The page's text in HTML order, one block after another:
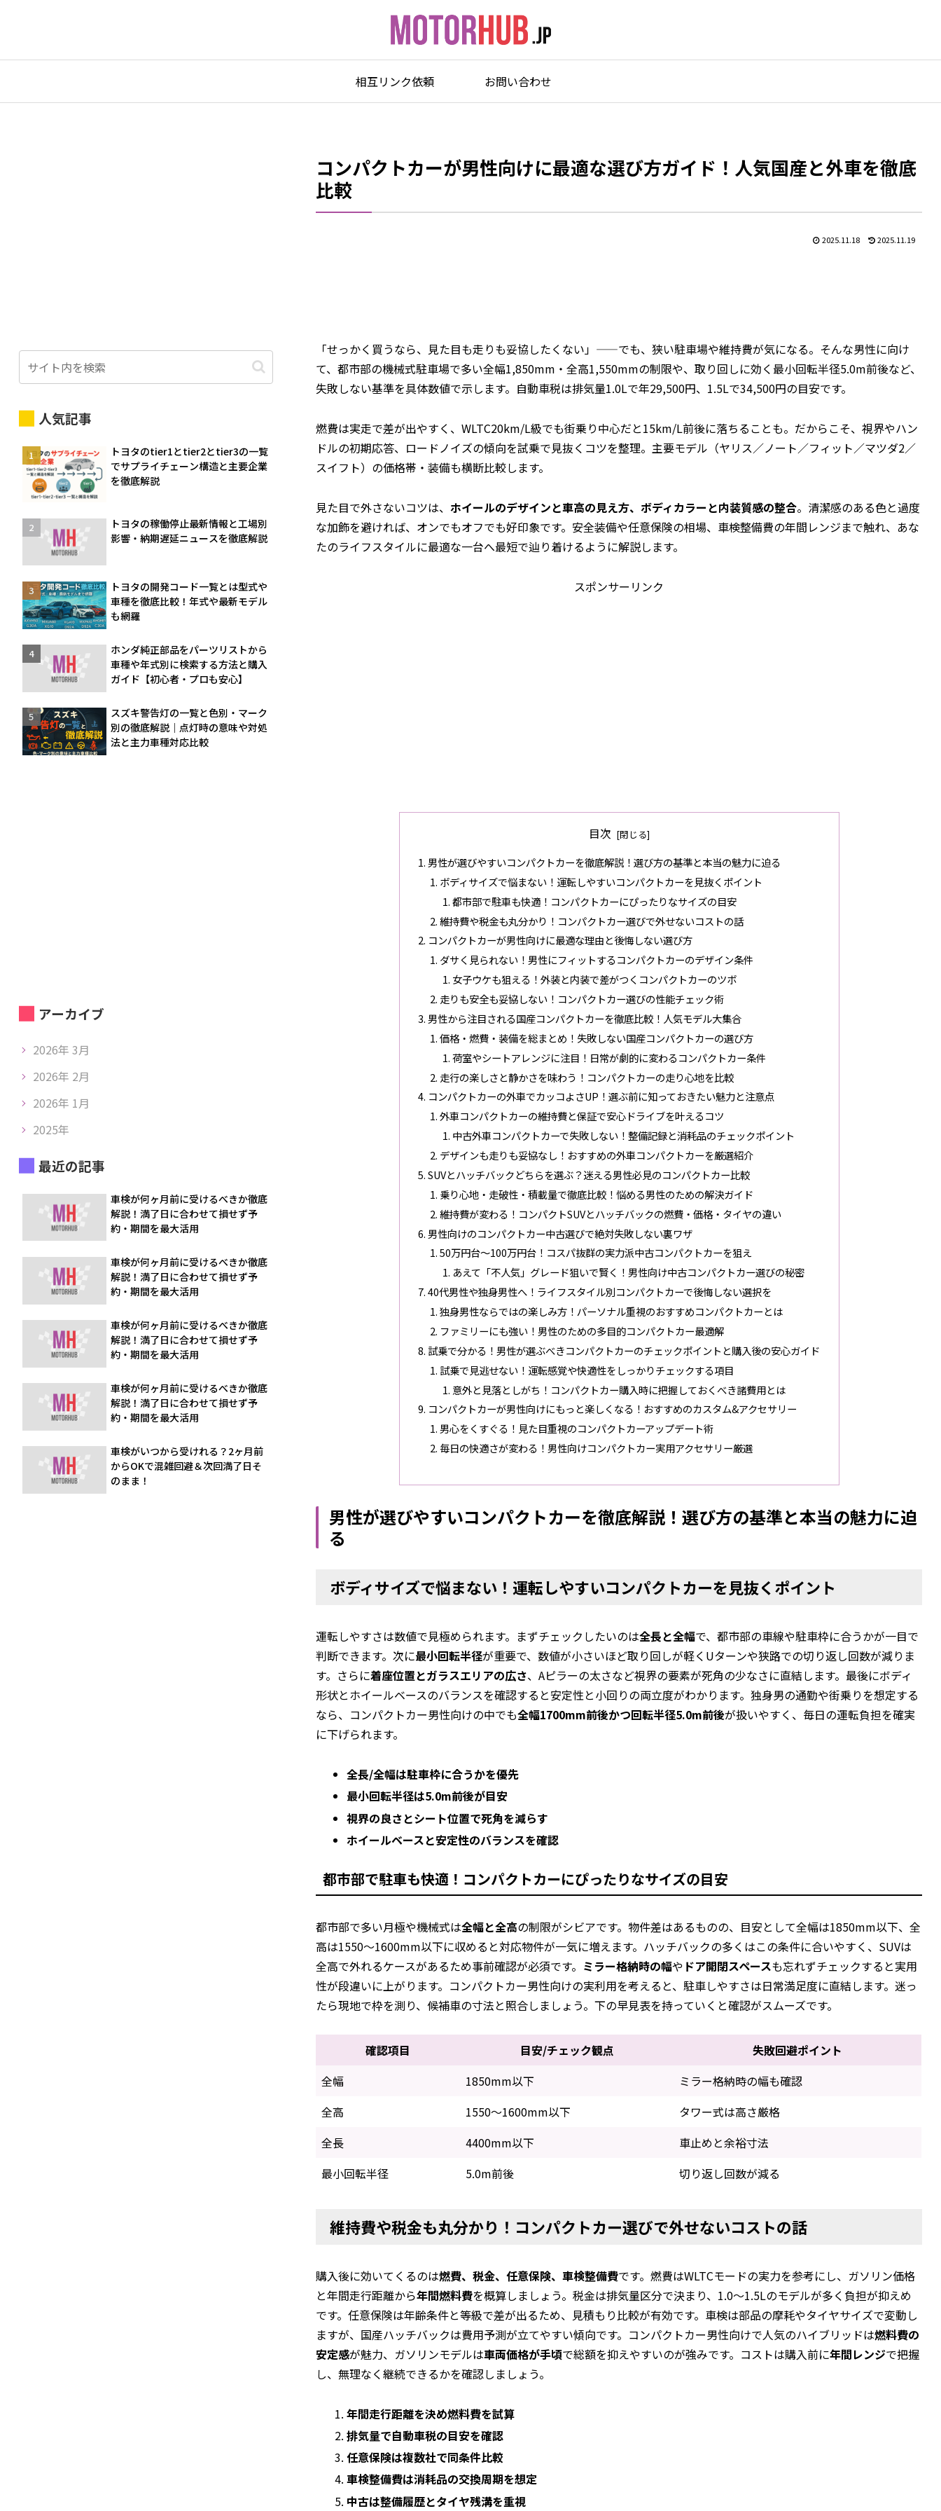
相互リンク依頼 お問い合わせ
コンパクトカーが男性向けに最適な選び方ガイド！人気国産と外車を徹底
比較
2025.11.18 2025.11.19
「せっかく買うなら、見た目も走りも妥協したくない」——でも、狭い駐車場や維持費が気になる。そんな男性に向け
て、都市部の機械式駐車場で多い全幅1,850mm・全高1,550mmの制限や、取り回しに効く最小回転半径5.0m前後など、
失敗しない基準を具体数値で示します。自動車税は排気量1.0Lで年29,500円、1.5Lで34,500円の目安です。
燃費は実走で差が出やすく、WLTC20km/L級でも街乗り中心だと15km/L前後に落ちることも。だからこそ、視界やハン
ドルの初期応答、ロードノイズの傾向を試乗で見抜くコツを整理。主要モデル（ヤリス／ノート／フィット／マツダ2／
スイフト）の価格帯・装備も横断比較します。
見た目で外さないコツは、ホイールのデザインと車高の見え方、ボディカラーと内装質感の整合。清潔感のある色と過度
な加飾を避ければ、オンでもオフでも好印象です。安全装備や任意保険の相場、車検整備費の年間レンジまで触れ、あな
たのライフスタイルに最適な一台へ最短で辿り着けるように解説します。
スポンサーリンク
目次
男性が選びやすいコンパクトカーを徹底解説！選び方の基準と本当の魅力に迫る
ボディサイズで悩まない！運転しやすいコンパクトカーを見抜くポイント
都市部で駐車も快適！コンパクトカーにぴったりなサイズの目安
維持費や税金も丸分かり！コンパクトカー選びで外せないコストの話
コンパクトカーが男性向けに最適な理由と後悔しない選び方
ダサく見られない！男性にフィットするコンパクトカーのデザイン条件
女子ウケも狙える！外装と内装で差がつくコンパクトカーのツボ
走りも安全も妥協しない！コンパクトカー選びの性能チェック術
男性から注目される国産コンパクトカーを徹底比較！人気モデル大集合
価格・燃費・装備を総まとめ！失敗しない国産コンパクトカーの選び方
荷室やシートアレンジに注目！日常が劇的に変わるコンパクトカー条件
走行の楽しさと静かさを味わう！コンパクトカーの走り心地を比較
コンパクトカーの外車でカッコよさUP！選ぶ前に知っておきたい魅力と注意点
外車コンパクトカーの維持費と保証で安心ドライブを叶えるコツ
中古外車コンパクトカーで失敗しない！整備記録と消耗品のチェックポイント
デザインも走りも妥協なし！おすすめの外車コンパクトカーを厳選紹介
SUVとハッチバックどちらを選ぶ？迷える男性必見のコンパクトカー比較
乗り心地・走破性・積載量で徹底比較！悩める男性のための解決ガイド
維持費が変わる！コンパクトSUVとハッチバックの燃費・価格・タイヤの違い
男性向けのコンパクトカー中古選びで絶対失敗しない裏ワザ
50万円台〜100万円台！コスパ抜群の実力派中古コンパクトカーを狙え
あえて「不人気」グレード狙いで賢く！男性向け中古コンパクトカー選びの秘密
40代男性や独身男性へ！ライフスタイル別コンパクトカーで後悔しない選択を
独身男性ならではの楽しみ方！パーソナル重視のおすすめコンパクトカーとは
ファミリーにも強い！男性のための多目的コンパクトカー最適解
試乗で分かる！男性が選ぶべきコンパクトカーのチェックポイントと購入後の安心ガイド
試乗で見逃せない！運転感覚や快適性をしっかりチェックする項目
意外と見落としがち！コンパクトカー購入時に把握しておくべき諸費用とは
コンパクトカーが男性向けにもっと楽しくなる！おすすめのカスタム&アクセサリー
男心をくすぐる！見た目重視のコンパクトカーアップデート術
毎日の快適さが変わる！男性向けコンパクトカー実用アクセサリー厳選
男性が選びやすいコンパクトカーを徹底解説！選び方の基準と本当の魅力に迫
る
ボディサイズで悩まない！運転しやすいコンパクトカーを見抜くポイント
運転しやすさは数値で見極められます。まずチェックしたいのは全長と全幅で、都市部の車線や駐車枠に合うかが一目で
判断できます。次に最小回転半径が重要で、数値が小さいほど取り回しが軽くUターンや狭路での切り返し回数が減りま
す。さらに着座位置とガラスエリアの広さ、Aピラーの太さなど視界の要素が死角の少なさに直結します。最後にボディ
形状とホイールベースのバランスを確認すると安定性と小回りの両立度がわかります。独身男の通勤や街乗りを想定する
なら、コンパクトカー男性向けの中でも全幅1700mm前後かつ回転半径5.0m前後が扱いやすく、毎日の運転負担を確実
に下げられます。
全長/全幅は駐車枠に合うかを優先
最小回転半径は5.0m前後が目安
視界の良さとシート位置で死角を減らす
ホイールベースと安定性のバランスを確認
都市部で駐車も快適！コンパクトカーにぴったりなサイズの目安
都市部で多い月極や機械式は全幅と全高の制限がシビアです。物件差はあるものの、目安として全幅は1850mm以下、全
高は1550〜1600mm以下に収めると対応物件が一気に増えます。ハッチバックの多くはこの条件に合いやすく、SUVは
全高で外れるケースがあるため事前確認が必須です。 ミラー格納時の幅や ドア開閉スペースも忘れずチェックすると実用
性が段違いに上がります。コンパクトカー男性向けの実利用を考えると、駐車しやすさは日常満足度に直結します。迷っ
たら現地で枠を測り、候補車の寸法と照合しましょう。下の早見表を持っていくと確認がスムーズです。
確認項目 目安/チェック観点
失敗回避ポイント
全幅
1850mm以下
ミラー格納時の幅も確認
全高
1550〜1600mm以下
タワー式は高さ厳格
全長
4400mm以下
車止めと余裕寸法
最小回転半径
5.0m前後 切り返し回数が減る
維持費や税金も丸分かり！コンパクトカー選びで外せないコストの話
購入後に効いてくるのは燃費、税金、任意保険、車検整備費です。燃費はWLTCモードの実力を参考にし、ガソリン価格
と年間走行距離から年間燃料費を概算しましょう。税金は排気量区分で決まり、1.0〜1.5Lのモデルが多く負担が抑えめ
です。任意保険は年齢条件と等級で差が出るため、見積もり比較が有効です。車検は部品の摩耗やタイヤサイズで変動し
ますが、国産ハッチバックは費用予測が立てやすい傾向です。コンパクトカー男性向けで人気のハイブリッドは燃料費の
安定感が魅力、ガソリンモデルは車両価格が手頃で総額を抑えやすいのが強みです。コストは購入前に年間レンジで把握
し、無理なく継続できるかを確認しましょう。
年間走行距離を決め燃料費を試算
排気量で自動車税の目安を確認
任意保険は複数社で同条件比較
車検整備費は消耗品の交換周期を想定
中古は整備履歴とタイヤ残溝を重視
人気記事
トヨタのtier1とtier2とtier3の一覧
でサプライチェーン構造と主要企業
を徹底解説
トヨタの稼働停止最新情報と工場別
影響・納期遅延ニュースを徹底解説
トヨタの開発コード一覧とは型式や
車種を徹底比較！年式や最新モデル
も網羅
ホンダ純正部品をパーツリストから
車種や年式別に検索する方法と購入
ガイド【初心者・プロも安心】
スズキ警告灯の一覧と色別・マーク
別の徹底解説｜点灯時の意味や対処
法と主力車種対応比較
アーカイブ
2026年 3月
2026年 2月
2026年 1月
2025年
最近の記事
車検が何ヶ月前に受けるべきか徹底
解説！満了日に合わせて損せず予
約・期間を最大活用
車検が何ヶ月前に受けるべきか徹底
解説！満了日に合わせて損せず予
約・期間を最大活用
車検が何ヶ月前に受けるべきか徹底
解説！満了日に合わせて損せず予
約・期間を最大活用
車検が何ヶ月前に受けるべきか徹底
解説！満了日に合わせて損せず予
約・期間を最大活用
車検がいつから受けれる？2ヶ月前
からOKで混雑回避＆次回満了日そ
のまま！